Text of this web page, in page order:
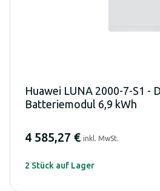
Huawei LUNA 2000-7-S1 -
Batteriemodul 6,9 kWh
4 585,27 € inkl. MwSt.
2 Stück auf Lager